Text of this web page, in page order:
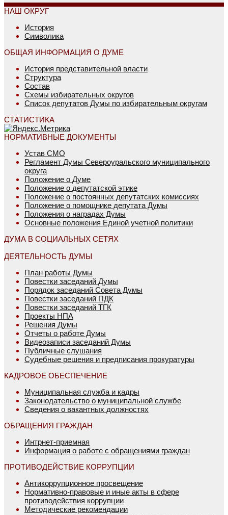
НАШ ОКРУГ
История
Символика
ОБЩАЯ ИНФОРМАЦИЯ О ДУМЕ
История представительной власти
Структура
Состав
Схемы избирательных округов
Список депутатов Думы по избирательным округам
СТАТИСТИКА
НОРМАТИВНЫЕ ДОКУМЕНТЫ
Устав СМО
Регламент Думы Североуральского муниципального
округа
Положение о Думе
Положение о депутатской этике
Положение о постоянных депутатских комиссиях
Положение о помощнике депутата Думы
Положения о наградах Думы
Основные положения Единой учетной политики
ДУМА В СОЦИАЛЬНЫХ СЕТЯХ
ДЕЯТЕЛЬНОСТЬ ДУМЫ
План работы Думы
Повестки заседаний Думы
Порядок заседаний Совета Думы
Повестки заседаний ПДК
Повестки заседаний ТГК
Проекты НПА
Решения Думы
Отчеты о работе Думы
Видеозаписи заседаний Думы
Публичные слушания
Судебные решения и предписания прокуратуры
КАДРОВОЕ ОБЕСПЕЧЕНИЕ
Муниципальная служба и кадры
Законодательство о муниципальной службе
Сведения о вакантных должностях
ОБРАЩЕНИЯ ГРАЖДАН
Интрнет-приемная
Информация о работе с обращениями граждан
ПРОТИВОДЕЙСТВИЕ КОРРУПЦИИ
Антикоррупционное просвещение
Нормативно-правовые и иные акты в сфере
противодействия коррупции
Методические рекомендации